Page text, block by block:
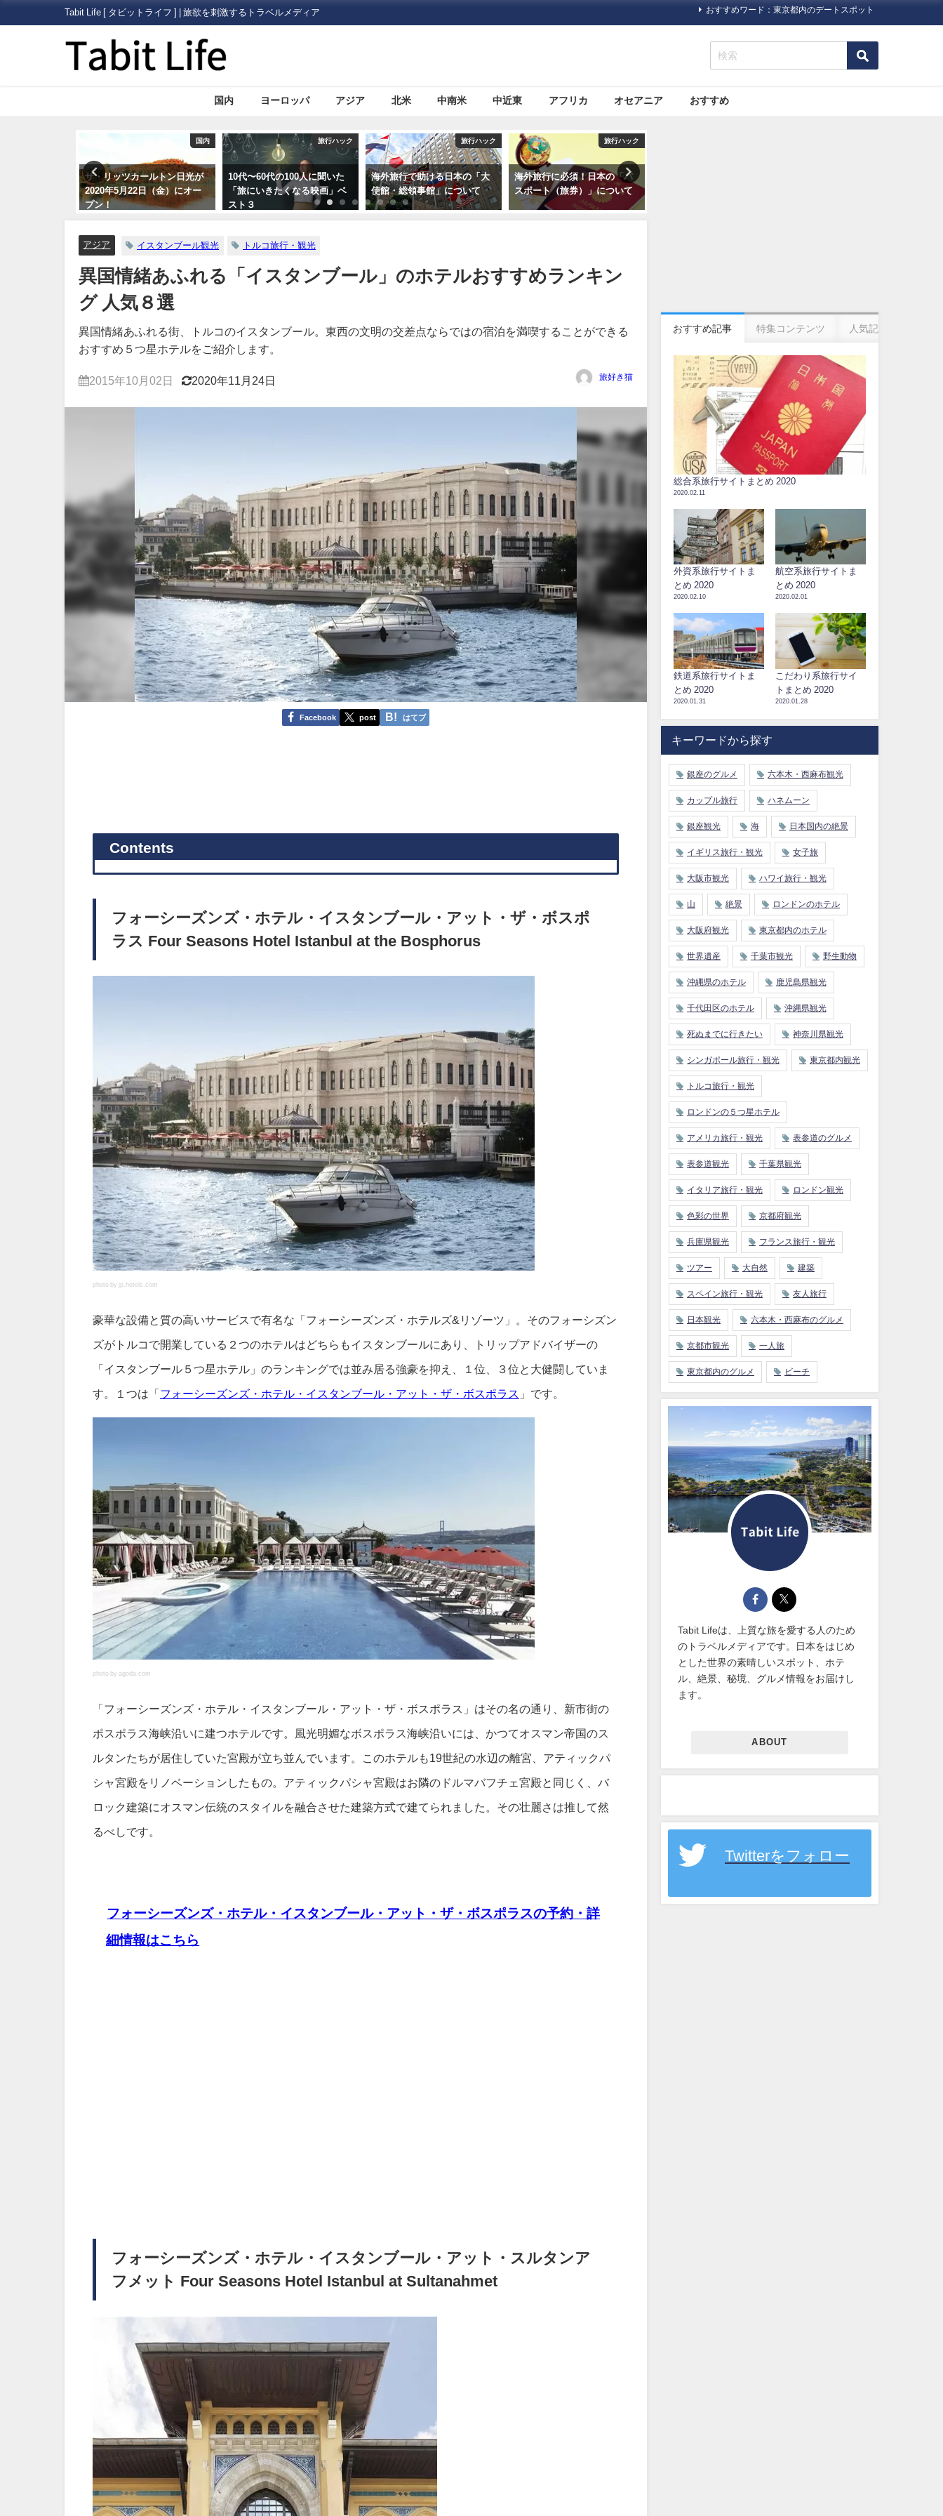
Tabit Life [ タビットライフ ] | 旅欲を刺激するトラベルメディア おすすめワード：東京都内のデートスポット
国内 ヨーロッパ アジア 北米 中南米 中近東 アフリカ オセアニア おすすめ
ッツカールトン日光が
5月22日（金）にオー
旅行ハック
10代〜60代の100人に聞いた
「旅にいきたくなる映画」ベ
スト３
旅行ハック
海外旅行で助ける日本の「大
使館・総領事館」について
旅行ハック
海外旅行に必須！日本の「パ
スポート（旅券）」について
旅行ハック
いまさら人に聞きにくい！海
外旅行に必要な「ビザ（査
証）」について
アジア イスタンブール観光 トルコ旅行・観光
異国情緒あふれる「イスタンブール」のホテルおすすめランキン
グ 人気８選
異国情緒あふれる街、トルコのイスタンブール。東西の文明の交差点ならではの宿泊を満喫することができる
おすすめ５つ星ホテルをご紹介します。
2015年10月02日 2020年11月24日 旅好き猫
Facebook post はてブ
Contents
フォーシーズンズ・ホテル・イスタンブール・アット・ザ・ボスポ
ラス Four Seasons Hotel Istanbul at the Bosphorus
photo by jp.hotels.com
豪華な設備と質の高いサービスで有名な「フォーシーズンズ・ホテルズ&リゾーツ」。そのフォーシズン
ズがトルコで開業している２つのホテルはどちらもイスタンブールにあり、トリップアドバイザーの
「イスタンブール５つ星ホテル」のランキングでは並み居る強豪を抑え、１位、３位と大健闘していま
す。１つは「 フォーシーズンズ・ホテル・イスタンブール・アット・ザ・ボスポラス 」です。
photo by agoda.com
「フォーシーズンズ・ホテル・イスタンブール・アット・ザ・ボスポラス」はその名の通り、新市街の
ポスポラス海峡沿いに建つホテルです。風光明媚なボスポラス海峡沿いには、かつてオスマン帝国のス
ルタンたちが居住していた宮殿が立ち並んでいます。このホテルも19世紀の水辺の離宮、アティックパ
シャ宮殿をリノベーションしたもの。アティックパシャ宮殿はお隣のドルマバフチェ宮殿と同じく、バ
ロック建築にオスマン伝統のスタイルを融合させた建築方式で建てられました。その壮麗さは推して然
るべしです。
フォーシーズンズ・ホテル・イスタンブール・アット・ザ・ボスポラスの予約・詳
細情報はこちら
フォーシーズンズ・ホテル・イスタンブール・アット・スルタンア
フメット Four Seasons Hotel Istanbul at Sultanahmet
おすすめ記事 特集コンテンツ 人気記事
総合系旅行サイトまとめ 2020
2020.02.11
外資系旅行サイトま
とめ 2020
2020.02.10
航空系旅行サイトま
とめ 2020
2020.02.01
鉄道系旅行サイトま
とめ 2020
2020.01.31
こだわり系旅行サイ
トまとめ 2020
2020.01.28
キーワードから探す
銀座のグルメ 六本木・西麻布観光
カップル旅行 ハネムーン
銀座観光 海 日本国内の絶景
イギリス旅行・観光 女子旅
大阪市観光 ハワイ旅行・観光
山 絶景 ロンドンのホテル
大阪府観光 東京都内のホテル
世界遺産 千葉市観光 野生動物
沖縄県のホテル 鹿児島県観光
千代田区のホテル 沖縄県観光
死ぬまでに行きたい 神奈川県観光
シンガポール旅行・観光 東京都内観光
トルコ旅行・観光
ロンドンの５つ星ホテル
アメリカ旅行・観光 表参道のグルメ
表参道観光 千葉県観光
イタリア旅行・観光 ロンドン観光
色彩の世界 京都府観光
兵庫県観光 フランス旅行・観光
ツアー 大自然 建築
スペイン旅行・観光 友人旅行
日本観光 六本木・西麻布のグルメ
京都市観光 一人旅
東京都内のグルメ ビーチ
Tabit Lifeは、上質な旅を愛する人のため
のトラベルメディアです。日本をはじめ
とした世界の素晴しいスポット、ホテ
ル、絶景、秘境、グルメ情報をお届けし
ます。
ABOUT
Twitterをフォロー